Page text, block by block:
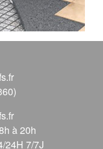
à 20h
24H 7/7J